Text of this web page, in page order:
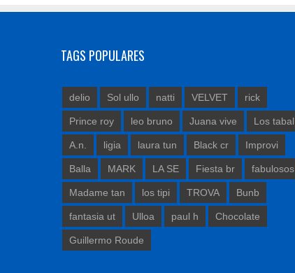
TAGS POPULARES
delio Sol ullo natti VELVET rick
Prince roy leo bruno Juana vive Los tabal
A.n. ligia laura tun Black cr Improvi
Balla MARK LA SE Fiesta br fabulosos
Madame tan los tipi TROVA Bunb
fantasia ut Ulloa paul h Chocolate
Guillermo Roude